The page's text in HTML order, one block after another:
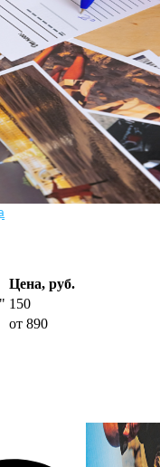
миру
Цена, руб.
150
от 890